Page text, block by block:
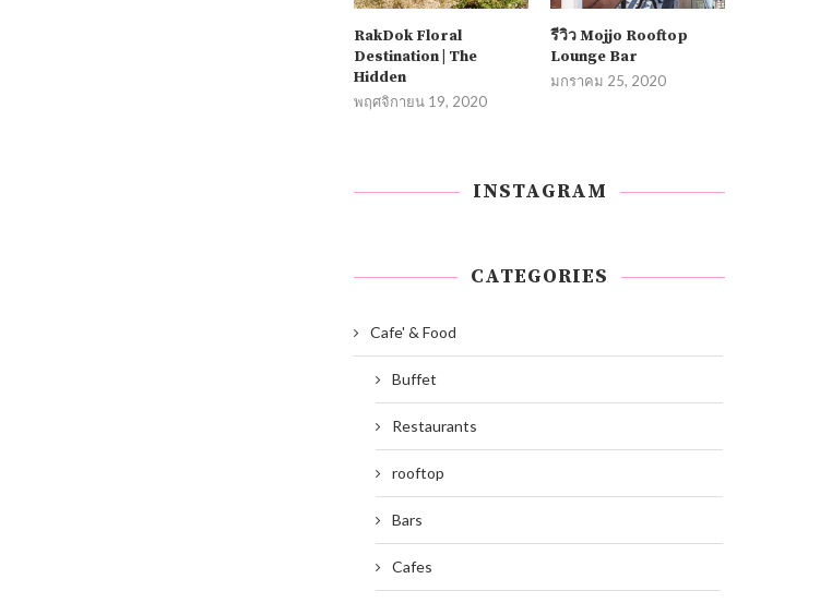
RakDok Floral
Destination | The
Hidden
พฤศจิกายน 19, 2020
รีวิว Mojjo Rooftop
Lounge Bar
มกราคม 25, 2020
INSTAGRAM
CATEGORIES
Cafe' & Food
Buffet
Restaurants
rooftop
Bars
Cafes